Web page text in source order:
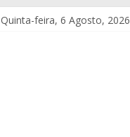
Quinta-feira, 6 Agosto, 2026